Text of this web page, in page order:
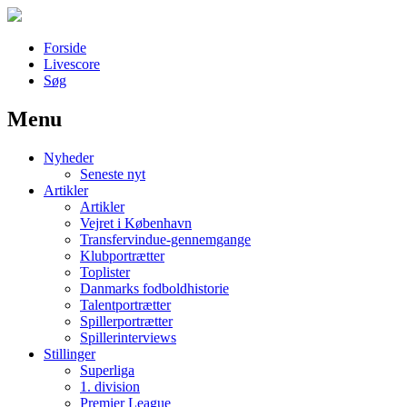
Forside
Livescore
Søg
Наши партнеры
лучшие займы
Menu
Nyheder
Seneste nyt
Artikler
Artikler
Vejret i København
Transfervindue-gennemgange
Klubportrætter
Toplister
Danmarks fodboldhistorie
Talentportrætter
Spillerportrætter
Spillerinterviews
Stillinger
Superliga
1. division
Premier League